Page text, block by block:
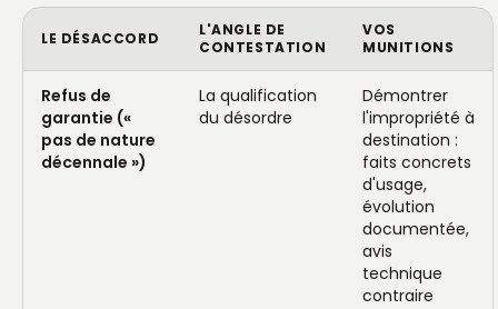
LE DÉSACCORD
L'ANGLE DE
CONTESTATION
VOS
MUNITIONS
Refus de
garantie («
pas de nature
décennale »)
La qualification
du désordre
Démontrer
l'impropriété à
destination :
faits concrets
d'usage,
évolution
documentée,
avis
technique
contraire